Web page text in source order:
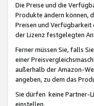
Die Preise und die
Produkte ändern können,
Preisen und Verfügbarkeit
der Lizenz festgelegten
Ferner müssen Sie, falls
einer
außerhalb der Amazon-
angeben, zu dem das
Sie dürfen keine Partner-
einstellen.